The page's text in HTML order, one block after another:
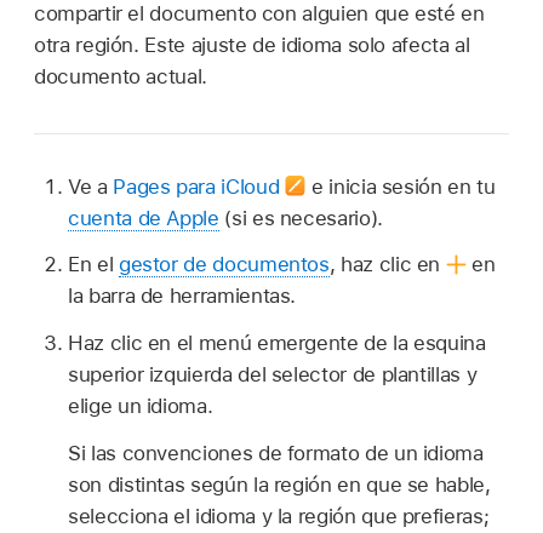
compartir el documento con alguien que esté en
otra región. Este ajuste de idioma solo afecta al
documento actual.
Ve a Pages para iCloud
e inicia sesión en tu
cuenta de Apple (si es necesario).
En el gestor de documentos, haz clic en
en
la barra de herramientas.
Haz clic en el menú emergente de la esquina
superior izquierda del selector de plantillas y
elige un idioma.
Si las convenciones de formato de un idioma
son distintas según la región en que se hable,
selecciona el idioma y la región que prefieras;